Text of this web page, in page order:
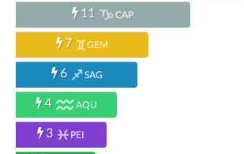
11 CAP
7 GEM
6 SAG
4 AQU
3 PEI